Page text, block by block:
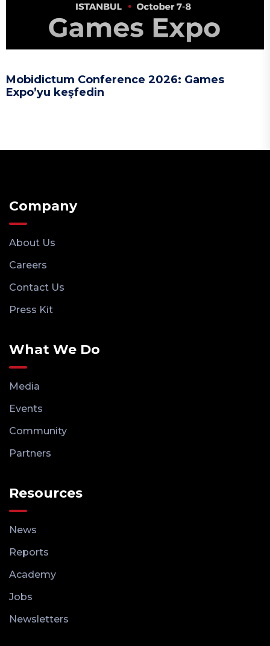
Mobidictum Conference 2026: Games
Expo’yu keşfedin
Company
About Us
Careers
Contact Us
Press Kit
What We Do
Media
Events
Community
Partners
Resources
News
Reports
Academy
Jobs
Newsletters